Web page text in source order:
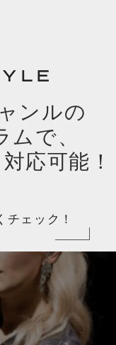
ンルの
で、
応可能！
ェック！